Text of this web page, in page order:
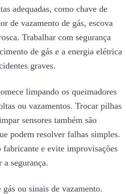
adequadas, como chave de
de vazamento de gás, escova
Trabalhar com segurança
de gás e a energia elétrica
graves.
limpando os queimadores
ou vazamentos. Trocar pilhas
sensores também são
podem resolver falhas simples.
fabricante e evite improvisações
a segurança.
ou sinais de vazamento.